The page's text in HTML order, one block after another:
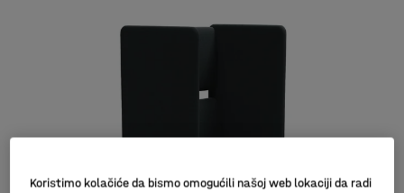
Koristimo kolačiće da bismo omogućili našoj web lokaciji da radi